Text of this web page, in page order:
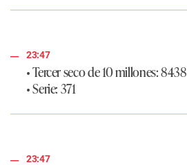
23:47
• Tercer seco de 10 millones: 8438
• Serie: 371
23:47